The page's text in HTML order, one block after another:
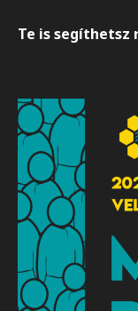
Te is segíthetsz